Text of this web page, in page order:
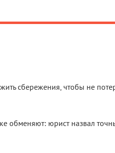
сбережения, чтобы не
обменяют: юрист назвал